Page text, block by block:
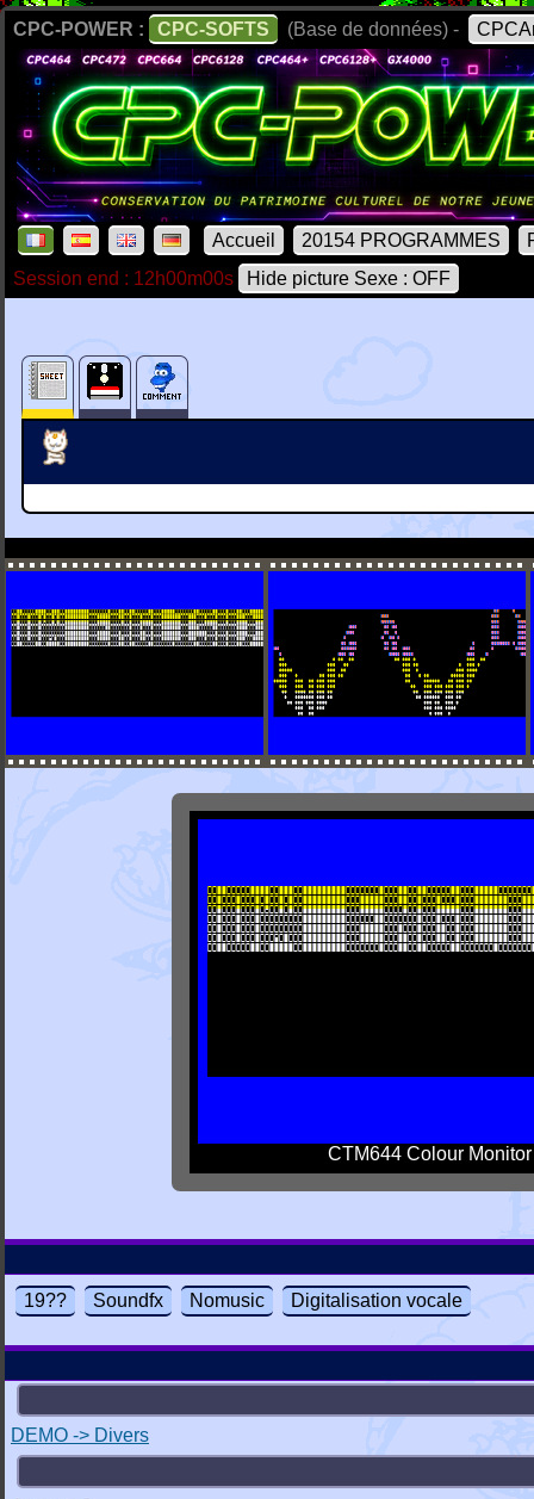
CPC-POWER : CPC-SOFTS (Base de données) -
Accueil 20154 PROGRAMMES
Session end : 12h00m00s
Hide picture Sexe : OFF
CTM644 Colour Monitor
19?? Soundfx Nomusic Digitalisation vocale
DEMO -> Divers